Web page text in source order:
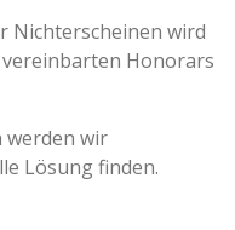
Nichterscheinen wird
Honorars
wir
Lösung finden.